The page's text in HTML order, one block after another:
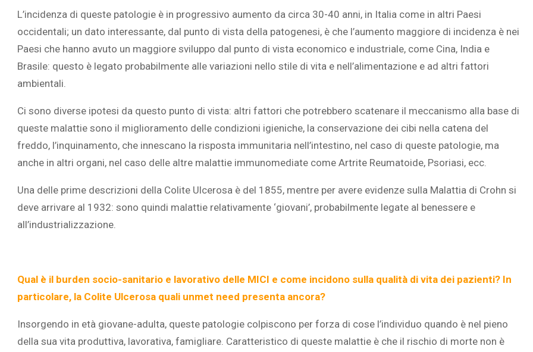
L’incidenza di queste patologie è in progressivo aumento da circa 30-40 anni, in Italia come in altri Paesi
occidentali; un dato interessante, dal punto di vista della patogenesi, è che l’aumento maggiore di incidenza è nei
Paesi che hanno avuto un maggiore sviluppo dal punto di vista economico e industriale, come Cina, India e
Brasile: questo è legato probabilmente alle variazioni nello stile di vita e nell’alimentazione e ad altri fattori
ambientali.
Ci sono diverse ipotesi da questo punto di vista: altri fattori che potrebbero scatenare il meccanismo alla base di
queste malattie sono il miglioramento delle condizioni igieniche, la conservazione dei cibi nella catena del
freddo, l’inquinamento, che innescano la risposta immunitaria nell’intestino, nel caso di queste patologie, ma
anche in altri organi, nel caso delle altre malattie immunomediate come Artrite Reumatoide, Psoriasi, ecc.
Una delle prime descrizioni della Colite Ulcerosa è del 1855, mentre per avere evidenze sulla Malattia di Crohn si
deve arrivare al 1932: sono quindi malattie relativamente ‘giovani’, probabilmente legate al benessere e
all’industrializzazione.
Qual è il burden socio-sanitario e lavorativo delle MICI e come incidono sulla qualità di vita dei pazienti? In
particolare, la Colite Ulcerosa quali unmet need presenta ancora?
Insorgendo in età giovane-adulta, queste patologie colpiscono per forza di cose l’individuo quando è nel pieno
della sua vita produttiva, lavorativa, famigliare. Caratteristico di queste malattie è che il rischio di morte non è